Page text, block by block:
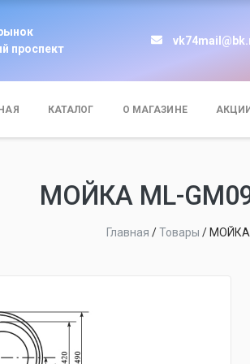
проспект
КАТАЛОГ О МАГАЗИНЕ
МОЙКA ML-
Главная /Товары /